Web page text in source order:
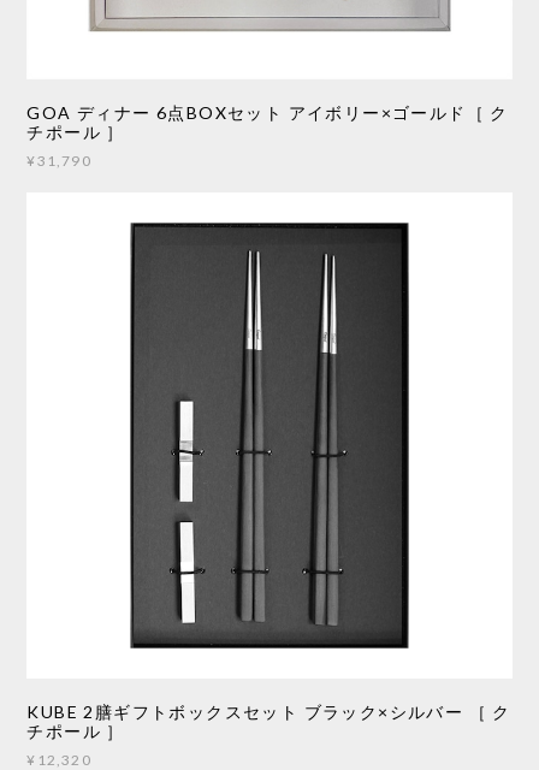
GOA ディナー 6点BOXセット アイボリー×ゴールド［ ク
チポール ］
¥31,790
KUBE 2膳ギフトボックスセット ブラック×シルバー ［ ク
チポール ］
¥12,320